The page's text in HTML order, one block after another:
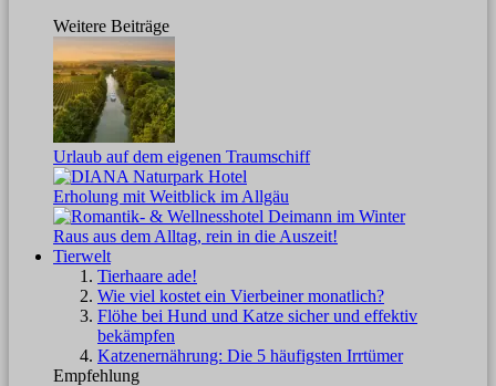
Weitere Beiträge
Urlaub auf dem eigenen Traumschiff
Erholung mit Weitblick im Allgäu
Raus aus dem Alltag, rein in die Auszeit!
Tierwelt
Tierhaare ade!
Wie viel kostet ein Vierbeiner monatlich?
Flöhe bei Hund und Katze sicher und effektiv
bekämpfen
Katzenernährung: Die 5 häufigsten Irrtümer
Empfehlung